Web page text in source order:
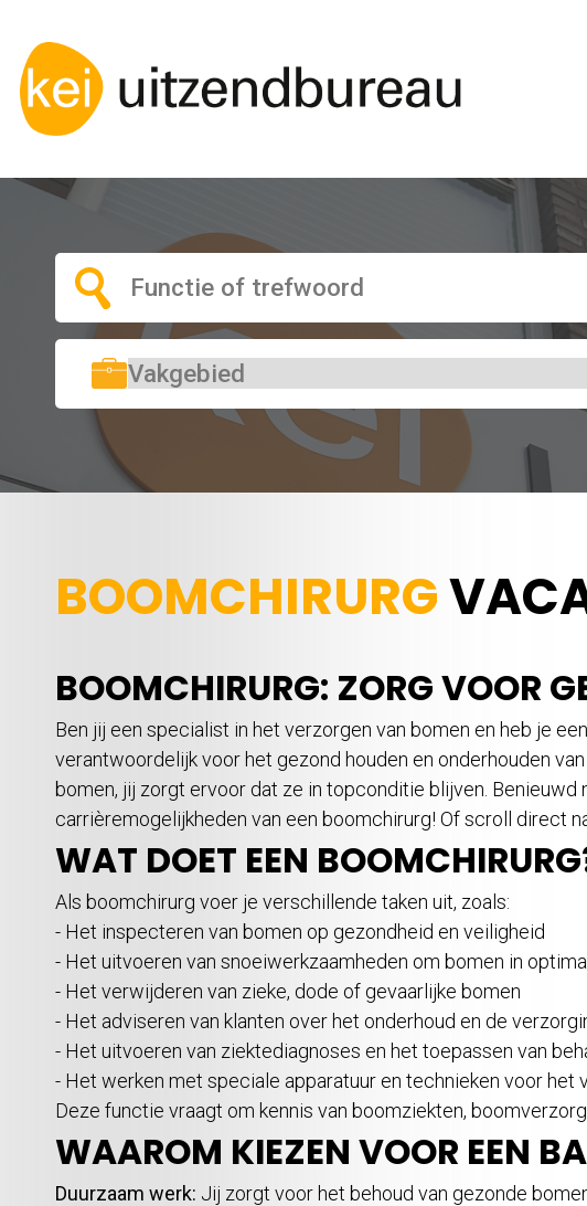
BOOMCHIRURG
BOOMCHIRURG: ZORG VOOR
Ben jij een specialist in het verzorgen van bomen en heb je
verantwoordelijk voor het gezond houden en onderhouden
bomen, jij zorgt ervoor dat ze in topconditie blijven.
carrièremogelijkheden van een boomchirurg! Of scroll direct
WAT DOET EEN
Als boomchirurg voer je verschillende taken uit, zoals:
- Het inspecteren van bomen op gezondheid en veiligheid
- Het uitvoeren van snoeiwerkzaamheden om bomen in
- Het verwijderen van zieke, dode of gevaarlijke bomen
- Het adviseren van klanten over het onderhoud en de
- Het uitvoeren van ziektediagnoses en het toepassen van
- Het werken met speciale apparatuur en technieken voor het
Deze functie vraagt om kennis van boomziekten,
WAAROM KIEZEN VOOR EEN
Duurzaam werk: Jij zorgt voor het behoud van gezonde